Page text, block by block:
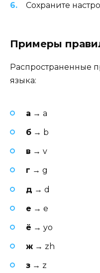
Сохраните
Примеры
Распространенные
языка:
а → a
б → b
в → v
г → g
д → d
е → e
ё → yo
ж → zh
з → z